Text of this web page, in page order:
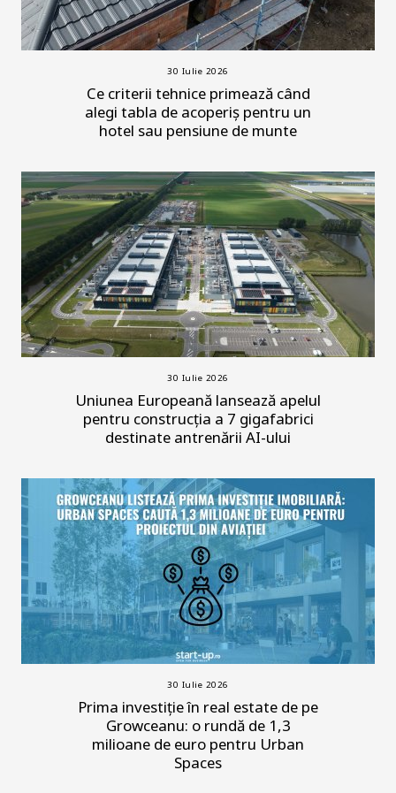
30 Iulie 2026
Ce criterii tehnice primează când
alegi tabla de acoperiș pentru un
hotel sau pensiune de munte
30 Iulie 2026
Uniunea Europeană lansează apelul
pentru construcția a 7 gigafabrici
destinate antrenării AI-ului
30 Iulie 2026
Prima investiție în real estate de pe
Growceanu: o rundă de 1,3
milioane de euro pentru Urban
Spaces